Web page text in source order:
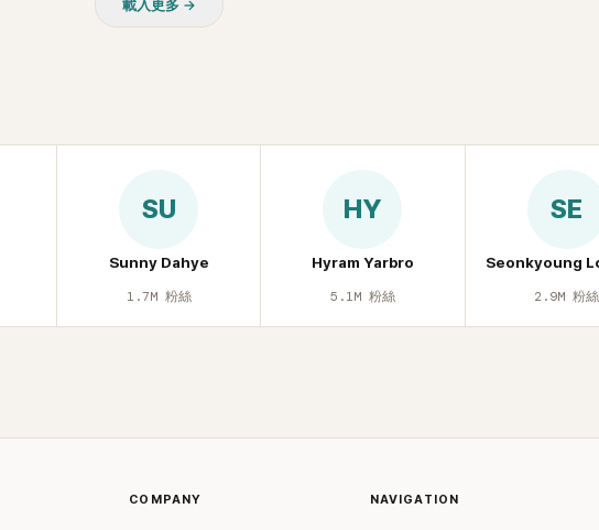
言，當時確實被質疑動過隆胸手術
時隆胸手術幾乎只有「腋下切開」一
脆把腋下給大家看，證明我根本沒
笑。 事實上，早在 2006 年，李智
了證明自己沒有「隆乳」，真的召開
去」的直率性格。其實她過去也曾
味，引發大量批評。載入更多 →
SU
Sunny Dahye
1.7M 粉絲
HY
Hyram Yarbro
5.1M 粉絲
SE
Seonkyoung
2.9M 粉絲
COMPANY NAVIGATION